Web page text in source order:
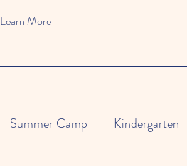
Learn More
Summer Camp Kindergarten